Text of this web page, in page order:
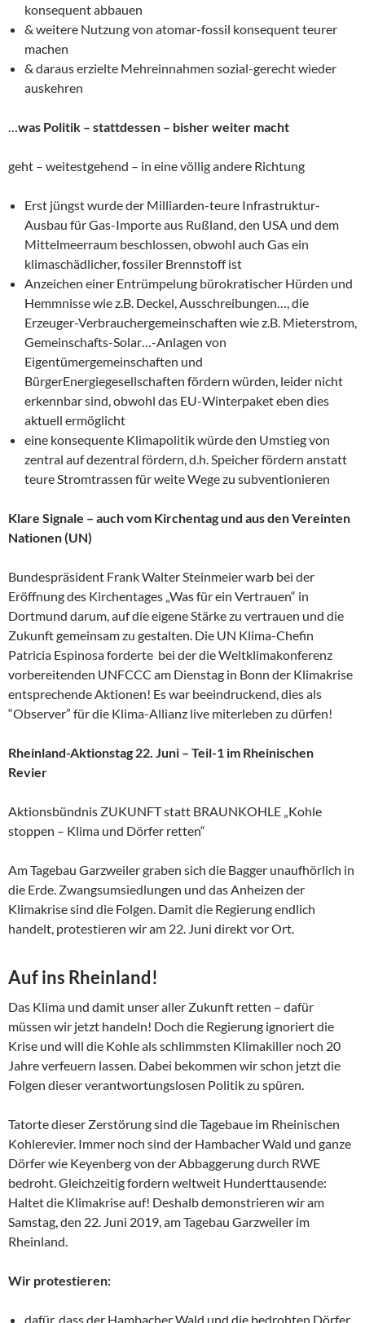
konsequent abbauen
& weitere Nutzung von atomar-fossil konsequent teurer
machen
& daraus erzielte Mehreinnahmen sozial-gerecht wieder
auskehren
…was Politik – stattdessen – bisher weiter macht
geht – weitestgehend – in eine völlig andere Richtung
Erst jüngst wurde der Milliarden-teure Infrastruktur-
Ausbau für Gas-Importe aus Rußland, den USA und dem
Mittelmeerraum beschlossen, obwohl auch Gas ein
klimaschädlicher, fossiler Brennstoff ist
Anzeichen einer Entrümpelung bürokratischer Hürden und
Hemmnisse wie z.B. Deckel, Ausschreibungen…, die
Erzeuger-Verbrauchergemeinschaften wie z.B. Mieterstrom,
Gemeinschafts-Solar…-Anlagen von
Eigentümergemeinschaften und
BürgerEnergiegesellschaften fördern würden, leider nicht
erkennbar sind, obwohl das EU-Winterpaket eben dies
aktuell ermöglicht
eine konsequente Klimapolitik würde den Umstieg von
zentral auf dezentral fördern, d.h. Speicher fördern anstatt
teure Stromtrassen für weite Wege zu subventionieren
Klare Signale – auch vom Kirchentag und aus den Vereinten
Nationen (UN)
Bundespräsident Frank Walter Steinmeier warb bei der
Eröffnung des Kirchentages „Was für ein Vertrauen“ in
Dortmund darum, auf die eigene Stärke zu vertrauen und die
Zukunft gemeinsam zu gestalten. Die UN Klima-Chefin
Patricia Espinosa forderte bei der die Weltklimakonferenz
vorbereitenden UNFCCC am Dienstag in Bonn der Klimakrise
entsprechende Aktionen! Es war beeindruckend, dies als
“Observer” für die Klima-Allianz live miterleben zu dürfen!
Rheinland-Aktionstag 22. Juni – Teil-1 im Rheinischen
Revier
Aktionsbündnis ZUKUNFT statt BRAUNKOHLE „Kohle
stoppen – Klima und Dörfer retten“
Am Tagebau Garzweiler graben sich die Bagger unaufhörlich in
die Erde. Zwangsumsiedlungen und das Anheizen der
Klimakrise sind die Folgen. Damit die Regierung endlich
handelt, protestieren wir am 22. Juni direkt vor Ort.
Auf ins Rheinland!
Das Klima und damit unser aller Zukunft retten – dafür
müssen wir jetzt handeln! Doch die Regierung ignoriert die
Krise und will die Kohle als schlimmsten Klimakiller noch 20
Jahre verfeuern lassen. Dabei bekommen wir schon jetzt die
Folgen dieser verantwortungslosen Politik zu spüren.
Tatorte dieser Zerstörung sind die Tagebaue im Rheinischen
Kohlerevier. Immer noch sind der Hambacher Wald und ganze
Dörfer wie Keyenberg von der Abbaggerung durch RWE
bedroht. Gleichzeitig fordern weltweit Hunderttausende:
Haltet die Klimakrise auf! Deshalb demonstrieren wir am
Samstag, den 22. Juni 2019, am Tagebau Garzweiler im
Rheinland.
Wir protestieren:
dafür, dass der Hambacher Wald und die bedrohten Dörfer